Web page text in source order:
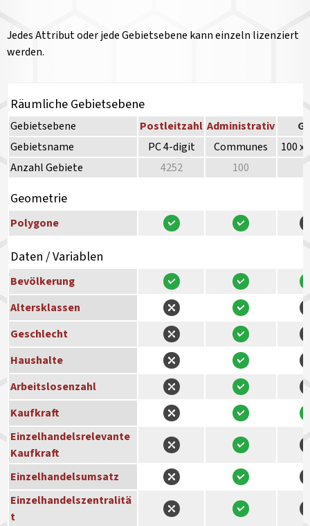
Jedes Attribut oder jede Gebietsebene kann einzeln lizenziert
werden.
Räumliche Gebietsebene
Gebietsebene Postleitzahl Administrativ
Gebietsname
PC 4-digit Communes
100 x
Anzahl Gebiete
4252 100
Geometrie
Polygone
Daten / Variablen
Bevölkerung
Altersklassen
Geschlecht
Haushalte
Arbeitslosenzahl
Kaufkraft
Einzelhandelsrelevante
Kaufkraft
Einzelhandelsumsatz
Einzelhandelszentralitä
t